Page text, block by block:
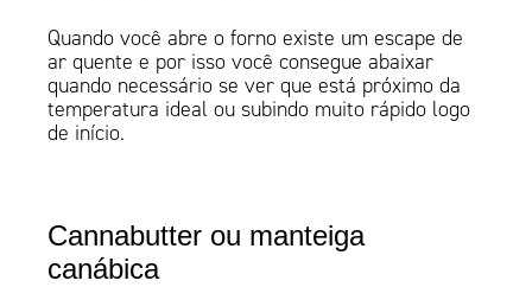
Quando você abre o forno existe um escape de
ar quente e por isso você consegue abaixar
quando necessário se ver que está próximo da
temperatura ideal ou subindo muito rápido logo
de início.
Cannabutter ou manteiga
canábica